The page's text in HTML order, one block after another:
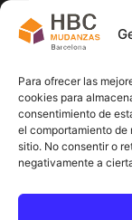
Para ofrecer las
cookies para
consentimiento de
el comportamiento
sitio. No consentir o
negativamente a
100